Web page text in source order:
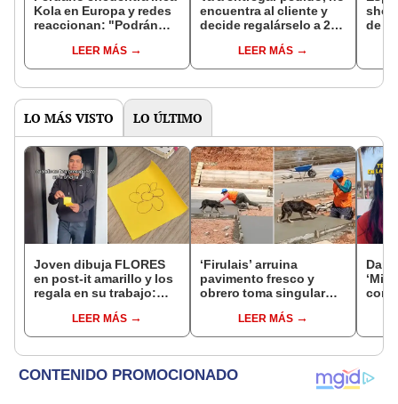
Kola en Europa y redes
reaccionan: "Podrán
igualarnos"
LEER MÁS
encuentra al cliente y
decide regalárselo a 2
vivían en la calle
LEER MÁS
de
LO MÁS VISTO LO ÚLTIMO
Joven dibuja FLORES
en post-it amarillo y los
regala en su trabajo:
LEER MÁS
‘Firulais’ arruina
pavimento fresco y
obrero toma singular
perfecto”LEER MÁS